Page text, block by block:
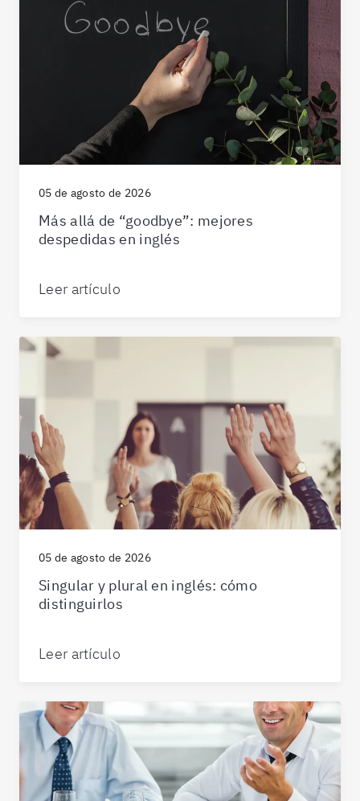
05 de agosto de 2026
Más allá de “goodbye”: mejores
despedidas en inglés
Leer artículo
05 de agosto de 2026
Singular y plural en inglés: cómo
distinguirlos
Leer artículo